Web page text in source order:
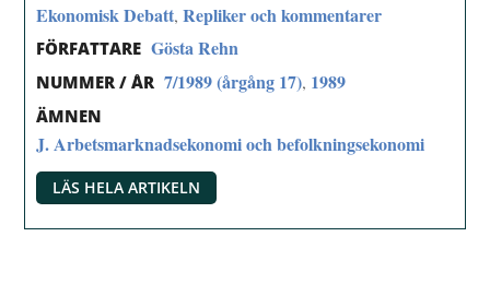
Ekonomisk Debatt,Repliker och kommentarer
FÖRFATTARE Gösta Rehn
NUMMER / ÅR 7/1989 (årgång 17), 1989
ÄMNEN
J. Arbetsmarknadsekonomi och befolkningsekonomi
LÄS HELA ARTIKELN